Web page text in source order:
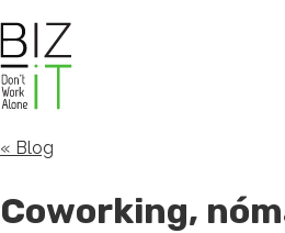
« Blog
Coworking,